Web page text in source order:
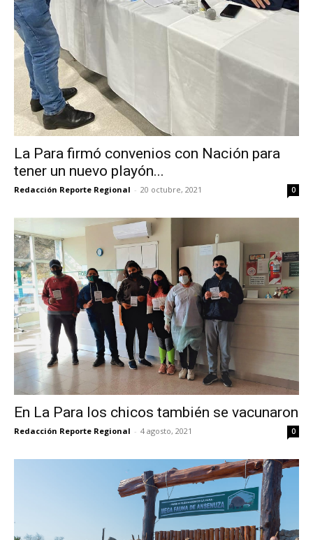
La Para firmó convenios con Nación para
tener un nuevo playón...
Redacción Reporte Regional - 20 octubre, 2021 0
En La Para los chicos también se vacunaron
Redacción Reporte Regional - 4 agosto, 2021 0